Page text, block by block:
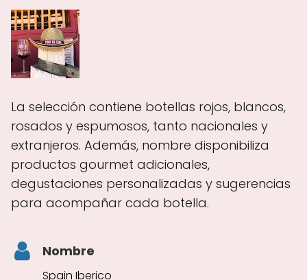
La selección contiene botellas rojos, blancos,
rosados y espumosos, tanto nacionales y
extranjeros. Además, nombre disponibiliza
productos gourmet adicionales,
degustaciones personalizadas y sugerencias
para acompañar cada botella.
Nombre
Spain Iberico